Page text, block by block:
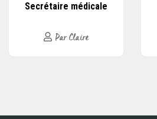
Secrétaire médicale
Par Claire